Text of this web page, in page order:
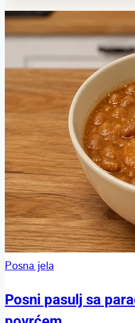
Posna jela
Posni pasulj sa